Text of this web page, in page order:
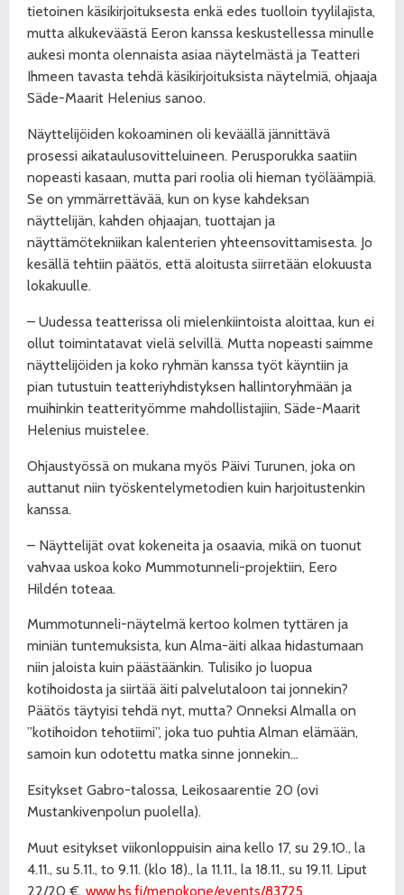
tietoinen käsikirjoituksesta enkä edes tuolloin tyylilajista,
mutta alkukeväästä Eeron kanssa keskustellessa minulle
aukesi monta olennaista asiaa näytelmästä ja Teatteri
Ihmeen tavasta tehdä käsikirjoituksista näytelmiä, ohjaaja
Säde-Maarit Helenius sanoo.
Näyttelijöiden kokoaminen oli keväällä jännittävä
prosessi aikataulusovitteluineen. Perusporukka saatiin
nopeasti kasaan, mutta pari roolia oli hieman työläämpiä.
Se on ymmärrettävää, kun on kyse kahdeksan
näyttelijän, kahden ohjaajan, tuottajan ja
näyttämötekniikan kalenterien yhteensovittamisesta. Jo
kesällä tehtiin päätös, että aloitusta siirretään elokuusta
lokakuulle.
– Uudessa teatterissa oli mielenkiintoista aloittaa, kun ei
ollut toimintatavat vielä selvillä. Mutta nopeasti saimme
näyttelijöiden ja koko ryhmän kanssa työt käyntiin ja
pian tutustuin teatteriyhdistyksen hallintoryhmään ja
muihinkin teatterityömme mahdollistajiin, Säde-Maarit
Helenius muistelee.
Ohjaustyössä on mukana myös Päivi Turunen, joka on
auttanut niin työskentelymetodien kuin harjoitustenkin
kanssa.
– Näyttelijät ovat kokeneita ja osaavia, mikä on tuonut
vahvaa uskoa koko Mummotunneli-projektiin, Eero
Hildén toteaa.
Mummotunneli-näytelmä kertoo kolmen tyttären ja
miniän tuntemuksista, kun Alma-äiti alkaa hidastumaan
niin jaloista kuin päästäänkin. Tulisiko jo luopua
kotihoidosta ja siirtää äiti palvelutaloon tai jonnekin?
Päätös täytyisi tehdä nyt, mutta? Onneksi Almalla on
”kotihoidon tehotiimi”, joka tuo puhtia Alman elämään,
samoin kun odotettu matka sinne jonnekin…
Esitykset Gabro-talossa, Leikosaarentie 20 (ovi
Mustankivenpolun puolella).
Muut esitykset viikonloppuisin aina kello 17, su 29.10., la
4.11., su 5.11., to 9.11. (klo 18)., la 11.11., la 18.11., su 19.11. Liput
22/20 €, www.hs.fi/menokone/events/83725